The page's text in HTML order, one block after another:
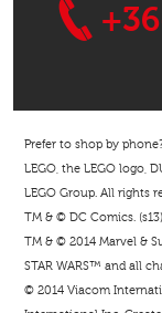
Prefer to shop by
LEGO, the LEGO logo,
LEGO Group. All rights
TM & © DC Comics. (s13)
TM & © 2014 Marvel &
STAR WARS™ and all
© 2014 Viacom